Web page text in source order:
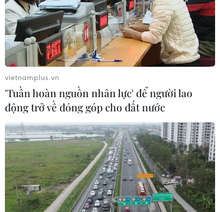
vietnamplus.vn
'Tuần hoàn nguồn nhân lực' để người lao
động trở về đóng góp cho đất nước